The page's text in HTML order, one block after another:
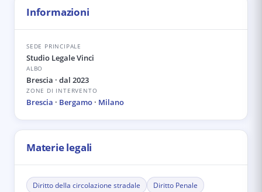
Informazioni
SEDE PRINCIPALE
Studio Legale Vinci
ALBO
Brescia · dal 2023
ZONE DI INTERVENTO
Brescia · Bergamo · Milano
Materie legali
Diritto della circolazione stradale Diritto Penale